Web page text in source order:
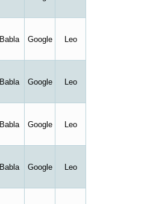
Babla Google Leo
Babla Google Leo
Babla Google Leo
Babla Google Leo